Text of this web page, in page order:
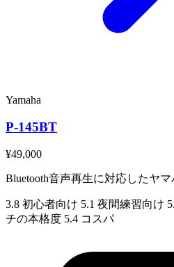
Yamaha
P-145BT
¥49,000
Bluetooth音声再生に対応したヤ
3.8 初心者向け 5.1 夜間練習向け
チの本格度 5.4 コスパ